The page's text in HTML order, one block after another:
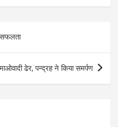
सफलता
ढेर, पन्द्रह ने किया समर्पण